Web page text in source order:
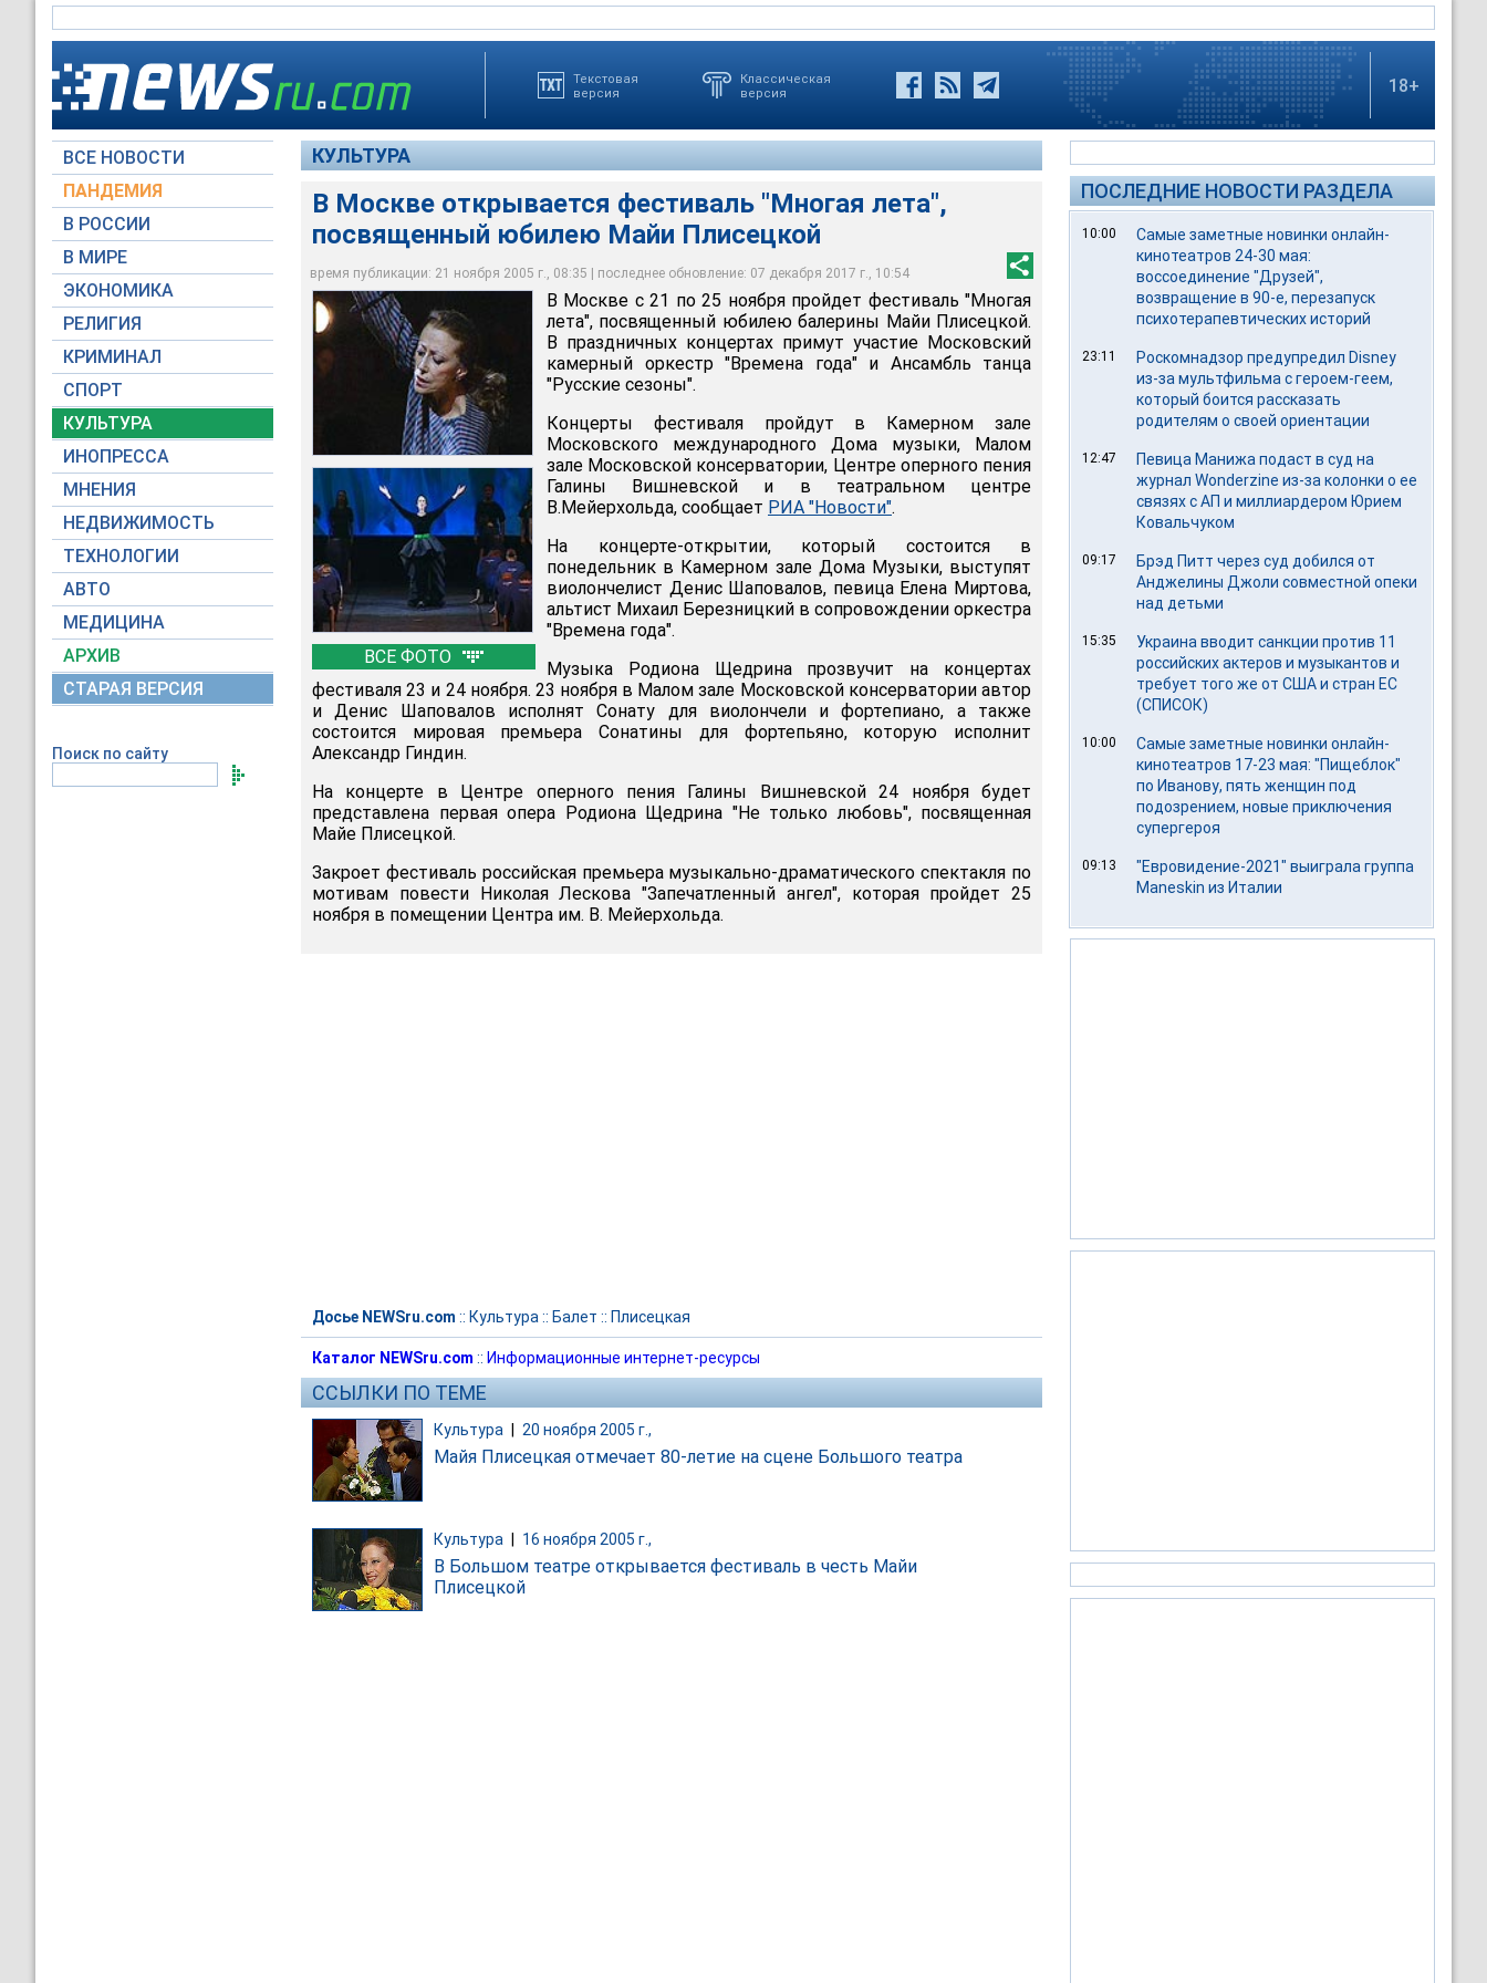
Текстовая
версия
Классическая
версия
18+
ВСЕ НОВОСТИ
ПАНДЕМИЯ
В РОССИИ
В МИРЕ
ЭКОНОМИКА
РЕЛИГИЯ
КРИМИНАЛ
СПОРТ
КУЛЬТУРА
ИНОПРЕССА
МНЕНИЯ
НЕДВИЖИМОСТЬ
ТЕХНОЛОГИИ
АВТО
МЕДИЦИНА
АРХИВ
СТАРАЯ ВЕРСИЯ
Поиск по сайту
КУЛЬТУРА
В Москве открывается фестиваль "Многая лета",
посвященный юбилею Майи Плисецкой
время публикации: 21 ноября 2005 г., 08:35 | последнее обновление: 07 декабря 2017 г., 10:54
ВСЕ ФОТО
Майя Плисецкая
Архив NEWSru.com
Майя Плисецкая
Архив NEWSru.com
Майя Плисецкая
Архив NEWSru.com
В Москве с 21 по 25 ноября пройдет фестиваль "Многая
лета", посвященный юбилею балерины Майи Плисецкой.
В праздничных концертах примут участие Московский
камерный оркестр "Времена года" и Ансамбль танца
"Русские сезоны".
Концерты фестиваля пройдут в Камерном зале
Московского международного Дома музыки, Малом
зале Московской консерватории, Центре оперного пения
Галины Вишневской и в театральном центре
В.Мейерхольда, сообщает РИА "Новости".
На концерте-открытии, который состоится в
понедельник в Камерном зале Дома Музыки, выступят
виолончелист Денис Шаповалов, певица Елена Миртова,
альтист Михаил Березницкий в сопровождении оркестра
"Времена года".
Музыка Родиона Щедрина прозвучит на концертах
фестиваля 23 и 24 ноября. 23 ноября в Малом зале Московской консерватории автор
и Денис Шаповалов исполнят Сонату для виолончели и фортепиано, а также
состоится мировая премьера Сонатины для фортепьяно, которую исполнит
Александр Гиндин.
На концерте в Центре оперного пения Галины Вишневской 24 ноября будет
представлена первая опера Родиона Щедрина "Не только любовь", посвященная
Майе Плисецкой.
Закроет фестиваль российская премьера музыкально-драматического спектакля по
мотивам повести Николая Лескова "Запечатленный ангел", которая пройдет 25
ноября в помещении Центра им. В. Мейерхольда.
Досье NEWSru.com :: Культура :: Балет :: Плисецкая
Каталог NEWSru.com :: Информационные интернет-ресурсы
ССЫЛКИ ПО ТЕМЕ
Культура 20 ноября 2005 г.,
Майя Плисецкая отмечает 80-летие на сцене Большого театра
Культура 16 ноября 2005 г.,
В Большом театре открывается фестиваль в честь Майи
Плисецкой
ПОСЛЕДНИЕ НОВОСТИ РАЗДЕЛА
10:00
Самые заметные новинки онлайн-
кинотеатров 24-30 мая:
воссоединение "Друзей",
возвращение в 90-е, перезапуск
психотерапевтических историй
23:11
Роскомнадзор предупредил Disney
из-за мультфильма c героем-геем,
который боится рассказать
родителям о своей ориентации
12:47
Певица Манижа подаст в суд на
журнал Wonderzine из-за колонки о ее
связях с АП и миллиардером Юрием
Ковальчуком
09:17
Брэд Питт через суд добился от
Анджелины Джоли совместной опеки
над детьми
15:35
Украина вводит санкции против 11
российских актеров и музыкантов и
требует того же от США и стран ЕС
(СПИСОК)
10:00
Самые заметные новинки онлайн-
кинотеатров 17-23 мая: "Пищеблок"
по Иванову, пять женщин под
подозрением, новые приключения
супергероя
09:13
"Евровидение-2021" выиграла группа
Maneskin из Италии